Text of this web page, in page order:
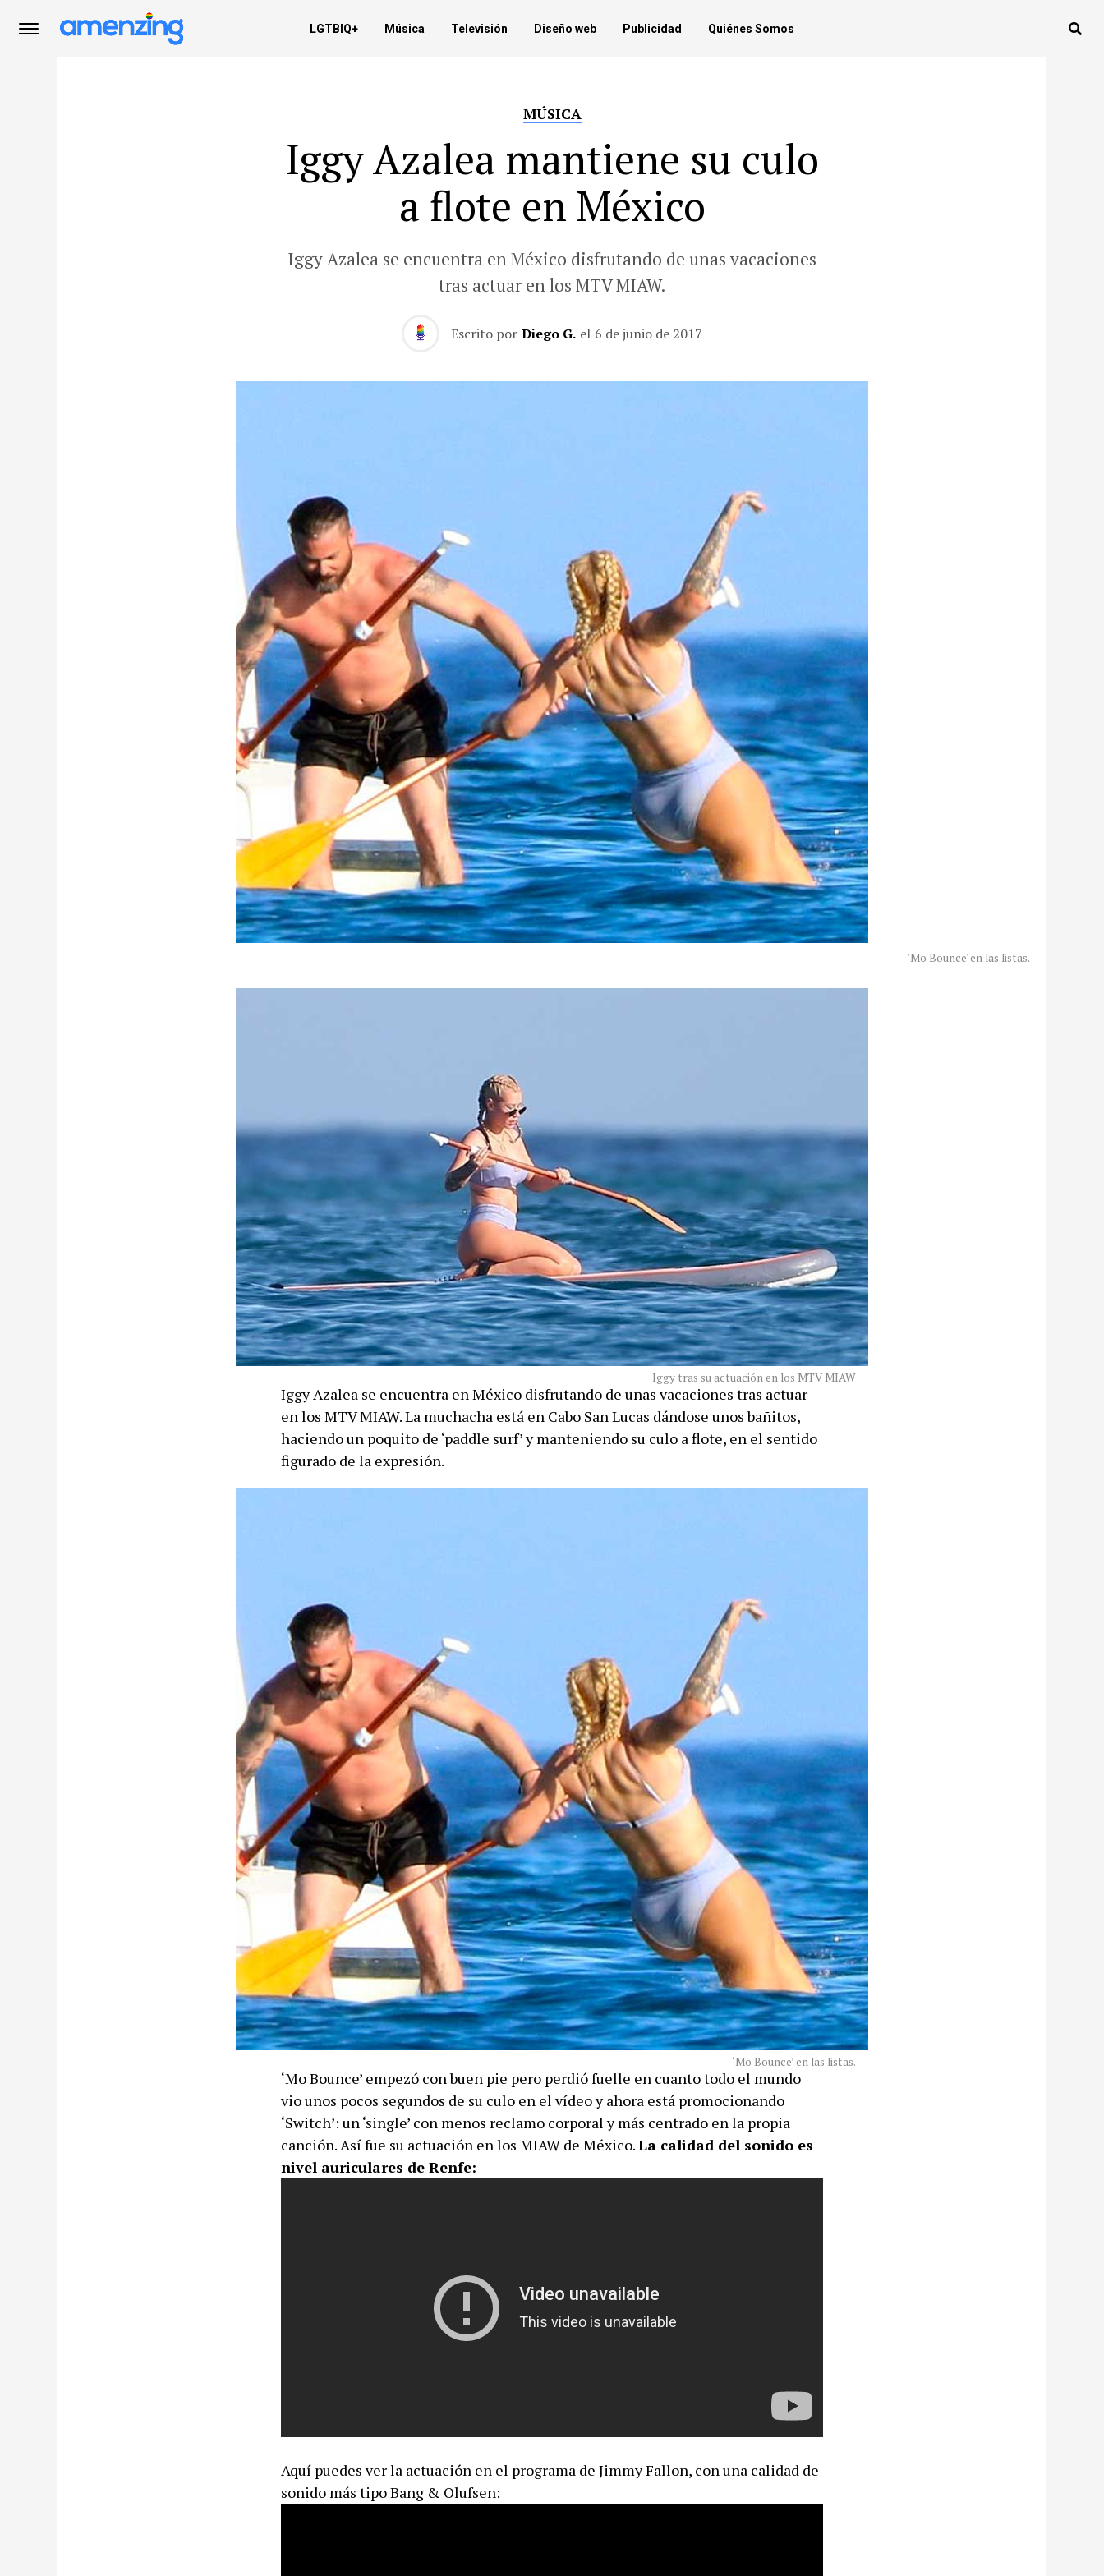
LGTBIQ+ Música Televisión Diseño web Publicidad Quiénes Somos
MÚSICA
Iggy Azalea mantiene su culo
a flote en México
Iggy Azalea se encuentra en México disfrutando de unas vacaciones
tras actuar en los MTV MIAW.
Escrito por Diego G. el 6 de junio de 2017
'Mo Bounce' en las listas.
Iggy tras su actuación en los MTV MIAW
Iggy Azalea se encuentra en México disfrutando de unas vacaciones tras actuar
en los MTV MIAW. La muchacha está en Cabo San Lucas dándose unos bañitos,
haciendo un poquito de ‘paddle surf’ y manteniendo su culo a flote, en el sentido
figurado de la expresión.
‘Mo Bounce’ en las listas.
‘Mo Bounce’ empezó con buen pie pero perdió fuelle en cuanto todo el mundo
vio unos pocos segundos de su culo en el vídeo y ahora está promocionando
‘Switch’: un ‘single’ con menos reclamo corporal y más centrado en la propia
canción. Así fue su actuación en los MIAW de México.La calidad del sonido es
nivel auriculares de Renfe:
Aquí puedes ver la actuación en el programa de Jimmy Fallon, con una calidad de
sonido más tipo Bang & Olufsen: